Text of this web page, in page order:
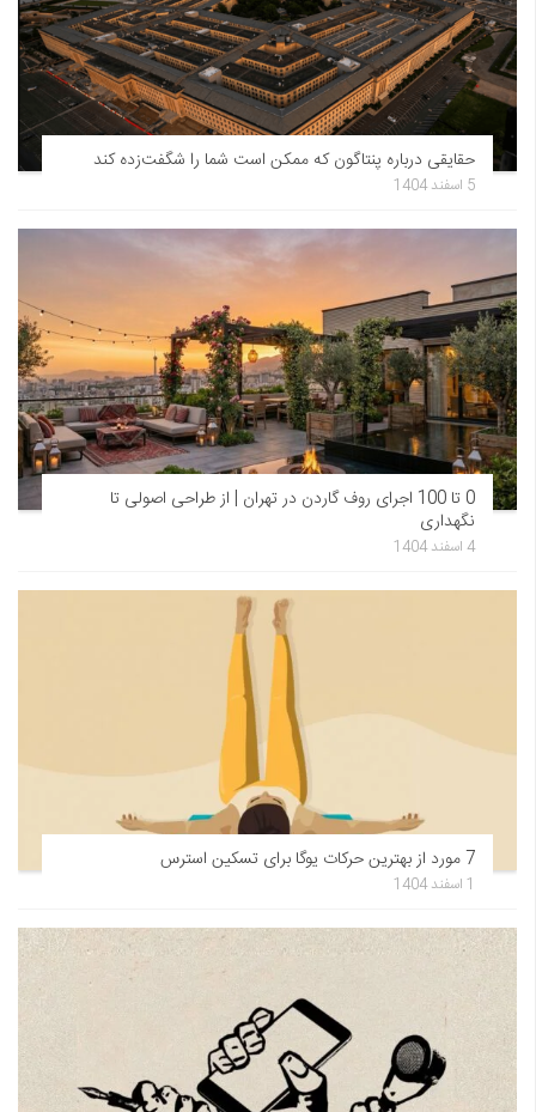
حقایقی درباره پنتاگون که ممکن است شما را شگفت‌زده کند
5 اسفند 1404
0 تا 100 اجرای روف گاردن در تهران | از طراحی اصولی تا
نگهداری
4 اسفند 1404
7 مورد از بهترین حرکات یوگا برای تسکین استرس
1 اسفند 1404